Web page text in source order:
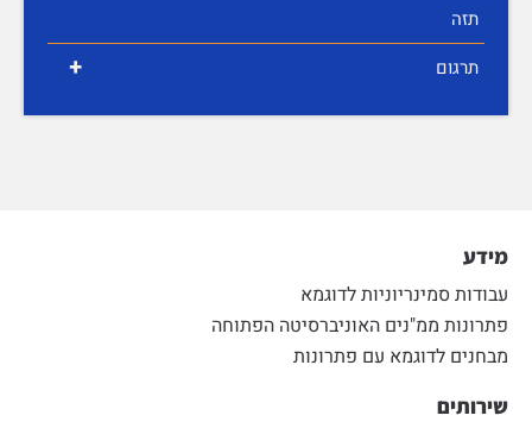
תזה
+ תרגום
מידע
עבודות סמינריוניות לדוגמא
פתרונות ממ"נים האוניברסיטה הפתוחה
מבחנים לדוגמא עם פתרונות
שירותים